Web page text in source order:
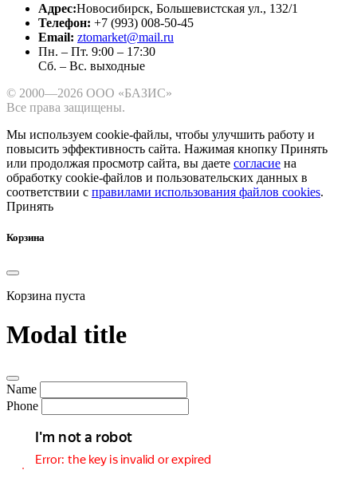
Адрес:Новосибирск, Большевистская ул., 132/1
Телефон: +7 (993) 008-50-45
Email: ztomarket@mail.ru
Пн. – Пт. 9:00 – 17:30
Сб. – Вс. выходные
© 2000—2026 ООО «БАЗИС»
Все права защищены.
Мы используем cookie-файлы, чтобы улучшить работу и
повысить эффективность сайта. Нажимая кнопку Принять
или продолжая просмотр сайта, вы даете согласие на
обработку cookie-файлов и пользовательских данных в
соответствии с правилами использования файлов cookies.
Принять
Корзина
Корзина пуста
Modal title
Name
Phone